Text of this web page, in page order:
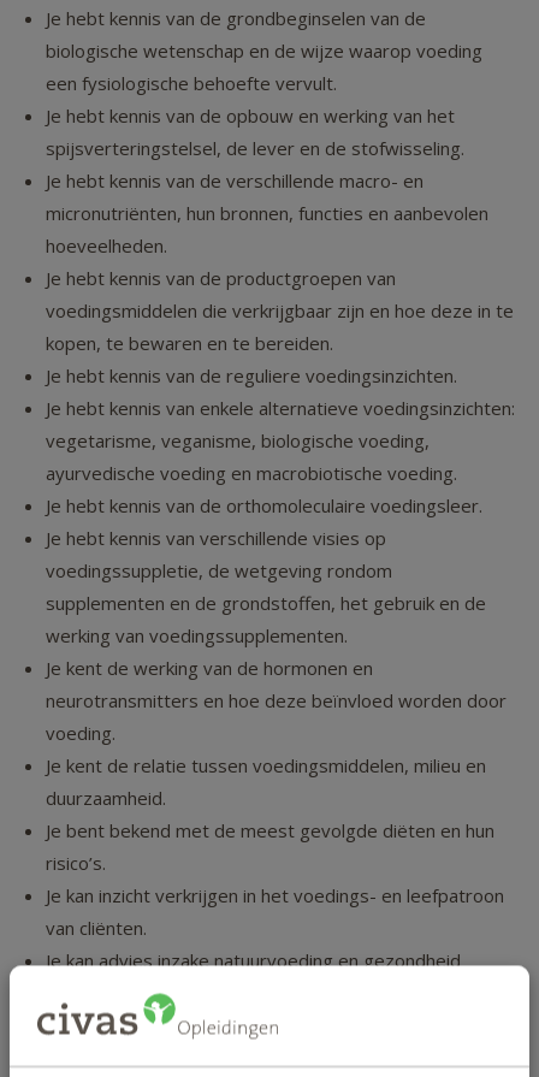
Je hebt kennis van de grondbeginselen van de
biologische wetenschap en de wijze waarop voeding
een fysiologische behoefte vervult.
Je hebt kennis van de opbouw en werking van het
spijsverteringstelsel, de lever en de stofwisseling.
Je hebt kennis van de verschillende macro- en
micronutriënten, hun bronnen, functies en aanbevolen
hoeveelheden.
Je hebt kennis van de productgroepen van
voedingsmiddelen die verkrijgbaar zijn en hoe deze in te
kopen, te bewaren en te bereiden.
Je hebt kennis van de reguliere voedingsinzichten.
Je hebt kennis van enkele alternatieve voedingsinzichten:
vegetarisme, veganisme, biologische voeding,
ayurvedische voeding en macrobiotische voeding.
Je hebt kennis van de orthomoleculaire voedingsleer.
Je hebt kennis van verschillende visies op
voedingssuppletie, de wetgeving rondom
supplementen en de grondstoffen, het gebruik en de
werking van voedingssupplementen.
Je kent de werking van de hormonen en
neurotransmitters en hoe deze beïnvloed worden door
voeding.
Je kent de relatie tussen voedingsmiddelen, milieu en
duurzaamheid.
Je bent bekend met de meest gevolgde diëten en hun
risico’s.
Je kan inzicht verkrijgen in het voedings- en leefpatroon
van cliënten.
Je kan advies inzake natuurvoeding en gezondheid
geven en onderbouwen.
Je kan individuele en preventieve richtlijnen en